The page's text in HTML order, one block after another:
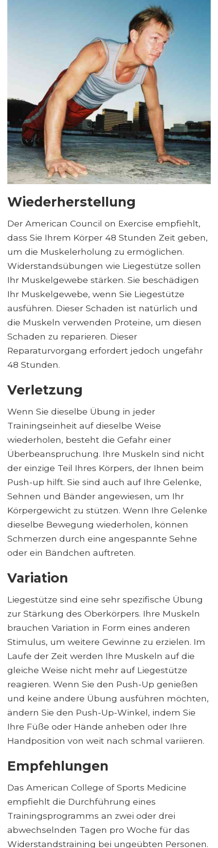
Wiederherstellung
Der American Council on Exercise empfiehlt,
dass Sie Ihrem Körper 48 Stunden Zeit geben,
um die Muskelerholung zu ermöglichen.
Widerstandsübungen wie Liegestütze sollen
Ihr Muskelgewebe stärken. Sie beschädigen
Ihr Muskelgewebe, wenn Sie Liegestütze
ausführen. Dieser Schaden ist natürlich und
die Muskeln verwenden Proteine, um diesen
Schaden zu reparieren. Dieser
Reparaturvorgang erfordert jedoch ungefähr
48 Stunden.
Verletzung
Wenn Sie dieselbe Übung in jeder
Trainingseinheit auf dieselbe Weise
wiederholen, besteht die Gefahr einer
Überbeanspruchung. Ihre Muskeln sind nicht
der einzige Teil Ihres Körpers, der Ihnen beim
Push-up hilft. Sie sind auch auf Ihre Gelenke,
Sehnen und Bänder angewiesen, um Ihr
Körpergewicht zu stützen. Wenn Ihre Gelenke
dieselbe Bewegung wiederholen, können
Schmerzen durch eine angespannte Sehne
oder ein Bändchen auftreten.
Variation
Liegestütze sind eine sehr spezifische Übung
zur Stärkung des Oberkörpers. Ihre Muskeln
brauchen Variation in Form eines anderen
Stimulus, um weitere Gewinne zu erzielen. Im
Laufe der Zeit werden Ihre Muskeln auf die
gleiche Weise nicht mehr auf Liegestütze
reagieren. Wenn Sie den Push-Up genießen
und keine andere Übung ausführen möchten,
ändern Sie den Push-Up-Winkel, indem Sie
Ihre Füße oder Hände anheben oder Ihre
Handposition von weit nach schmal variieren.
Empfehlungen
Das American College of Sports Medicine
empfiehlt die Durchführung eines
Trainingsprogramms an zwei oder drei
abwechselnden Tagen pro Woche für das
Widerstandstraining bei ungeübten Personen.